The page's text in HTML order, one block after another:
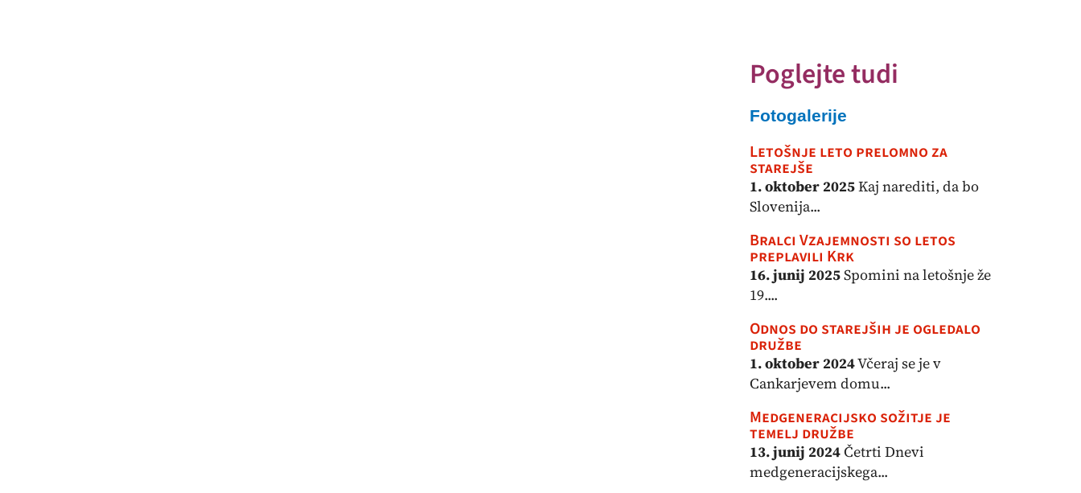
Poglejte tudi
Fotogalerije
Letošnje leto prelomno za
starejše
1. oktober 2025Kaj narediti, da bo
Slovenija...
Bralci Vzajemnosti so letos
preplavili Krk
16. junij 2025Spomini na letošnje že
19....
Odnos do starejših je ogledalo
družbe
1. oktober 2024Včeraj se je v
Cankarjevem domu...
Medgeneracijsko sožitje je
temelj družbe
13. junij 2024Četrti Dnevi
medgeneracijskega...